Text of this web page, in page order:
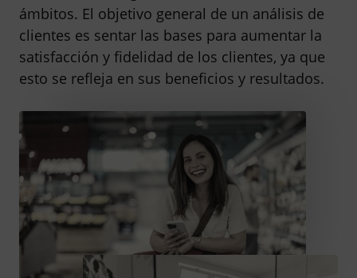
ámbitos. El objetivo general de un análisis de
clientes es sentar las bases para aumentar la
satisfacción y fidelidad de los clientes, ya que
esto se refleja en sus beneficios y resultados.